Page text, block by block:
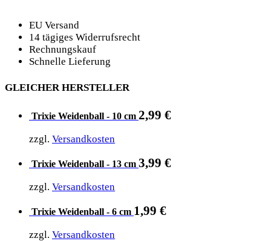
EU Versand
14 tägiges Widerrufsrecht
Rechnungskauf
Schnelle Lieferung
GLEICHER HERSTELLER
Trixie Weidenball - 10 cm 2,99 €
zzgl. Versandkosten
Trixie Weidenball - 13 cm 3,99 €
zzgl. Versandkosten
Trixie Weidenball - 6 cm 1,99 €
zzgl. Versandkosten